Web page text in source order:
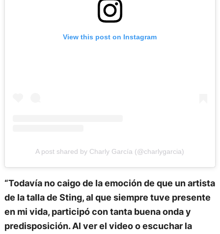
View this post on Instagram
A post shared by Charly García (@charlygarcia)
“Todavía no caigo de la emoción de que un artista
de la talla de Sting, al que siempre tuve presente
en mi vida, participó con tanta buena onda y
predisposición. Al ver el video o escuchar la